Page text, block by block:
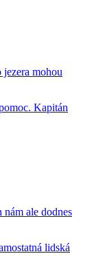
mohou
Kapitán
ale dodnes
lidská